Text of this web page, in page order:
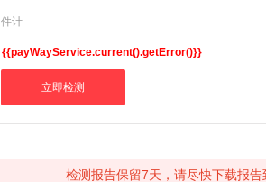
件计
{{payWayService.current().getError()}}
立即检测
检测报告保留7天，请尽快下载报